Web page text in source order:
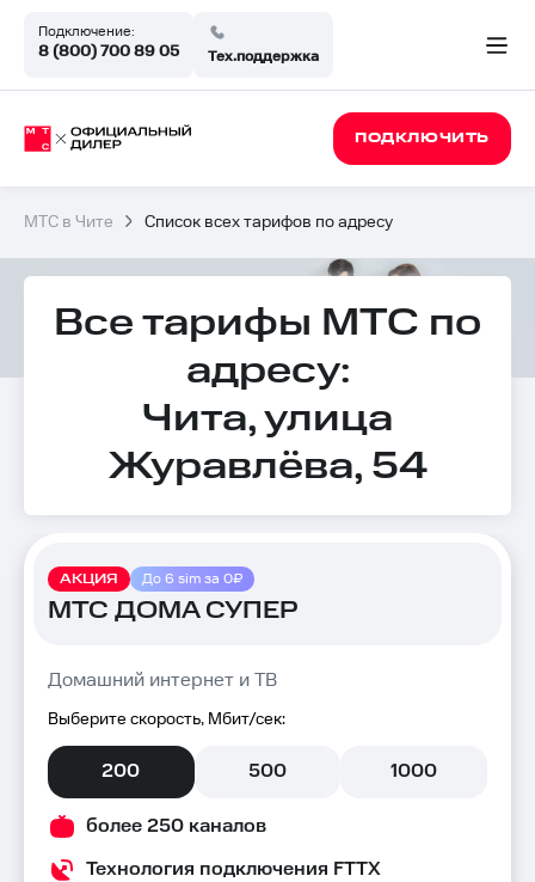
Подключение:
8 (800) 700 89 05 Тех.поддержка
ПОДКЛЮЧИТЬ
МТС в Чите Список всех тарифов по адресу
Все тарифы МТС по
адресу:
Чита, улица
Журавлёва, 54
АКЦИЯ До 6 sim за 0₽
МТС ДОМА СУПЕР
Домашний интернет и ТВ
Выберите скорость, Мбит/сек:
200 500 1000
более 250 каналов
Технология подключения FTTX